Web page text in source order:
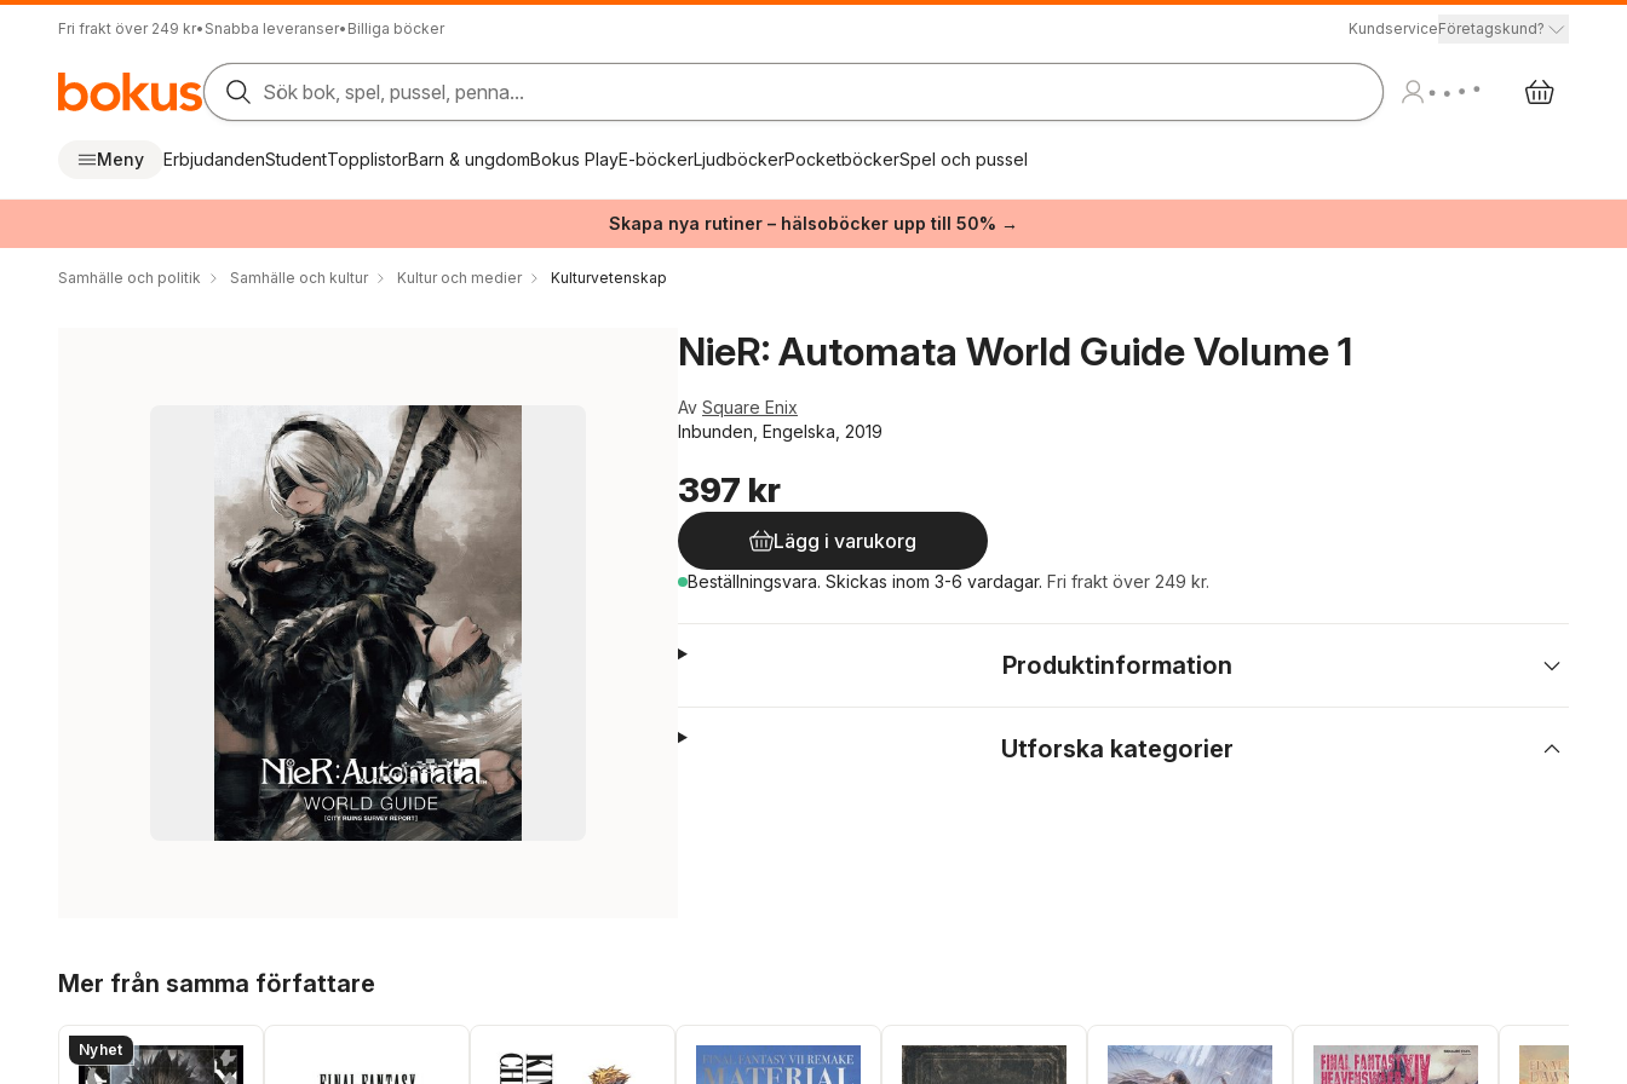
Fri frakt över 249 kr• Snabba leveranser• Billiga böcker KundserviceFöretagskund?
Sök bok, spel, pussel, penna...
Meny ErbjudandenStudentTopplistorBarn & ungdomBokus PlayE-böckerLjudböckerPocketböckerSpel och pussel
Skapa nya rutiner – hälsoböcker upp till 50% →
Samhälle och politik Samhälle och kultur Kultur och medier Kulturvetenskap
NieR: Automata World Guide Volume 1
Av Square Enix
Inbunden, Engelska, 2019
397 kr
Lägg i varukorg
Beställningsvara. Skickas inom 3-6 vardagar. Fri frakt över 249 kr.
Produktinformation
Utforska kategorier
Mer från samma författare
Nyhet